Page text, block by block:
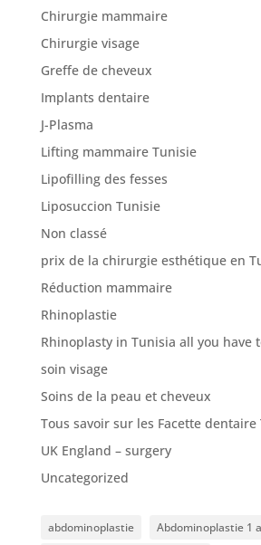
Chirurgie mammaire
Chirurgie visage
Greffe de cheveux
Implants dentaire
J-Plasma
Lifting mammaire Tunisie
Lipofilling des fesses
Liposuccion Tunisie
Non classé
prix de la chirurgie esthétique en
Réduction mammaire
Rhinoplastie
Rhinoplasty in Tunisia all you have
soin visage
Soins de la peau et cheveux
Tous savoir sur les Facette dentaire
UK England – surgery
Uncategorized
abdominoplastie
Abdominoplastie 1